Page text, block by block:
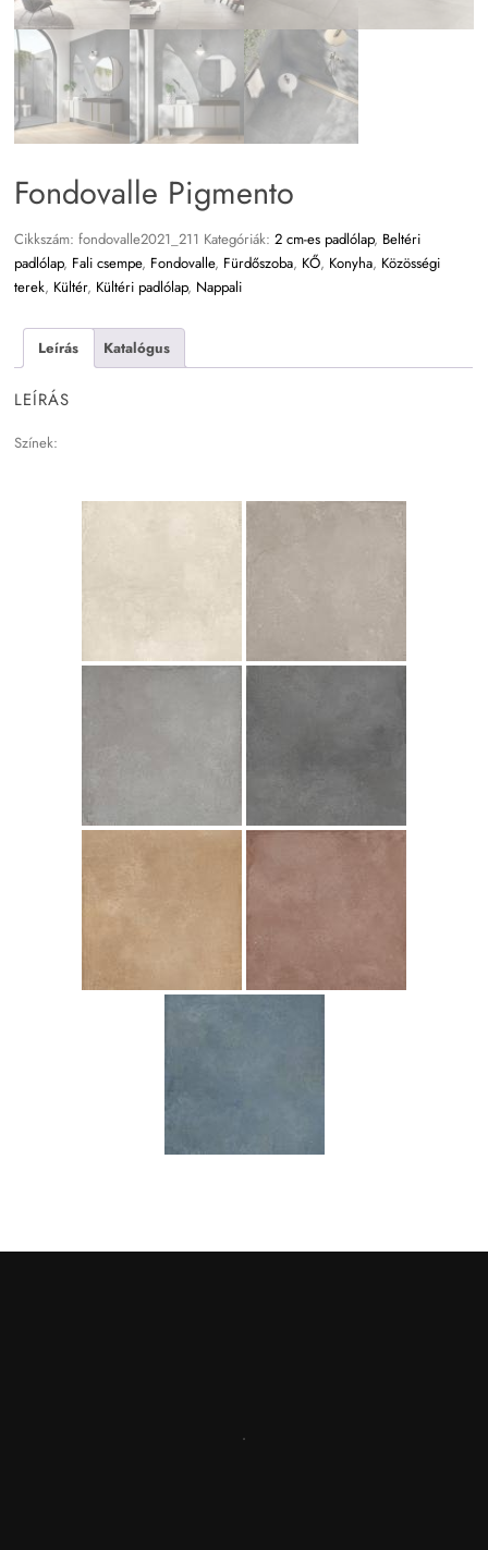
Fondovalle Pigmento
Cikkszám:fondovalle2021_211 Kategóriák:2 cm-es padlólap, Beltéri
padlólap, Fali csempe, Fondovalle, Fürdőszoba, KŐ, Konyha, Közösségi
terek, Kültér, Kültéri padlólap, Nappali
Leírás Katalógus
LEÍRÁS
Színek: